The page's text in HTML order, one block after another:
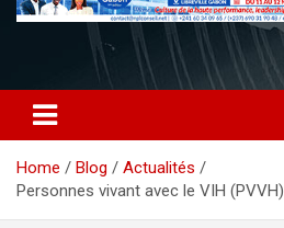
Home Blog
Actualités
Personnes vivant avec le VIH (PVVH)